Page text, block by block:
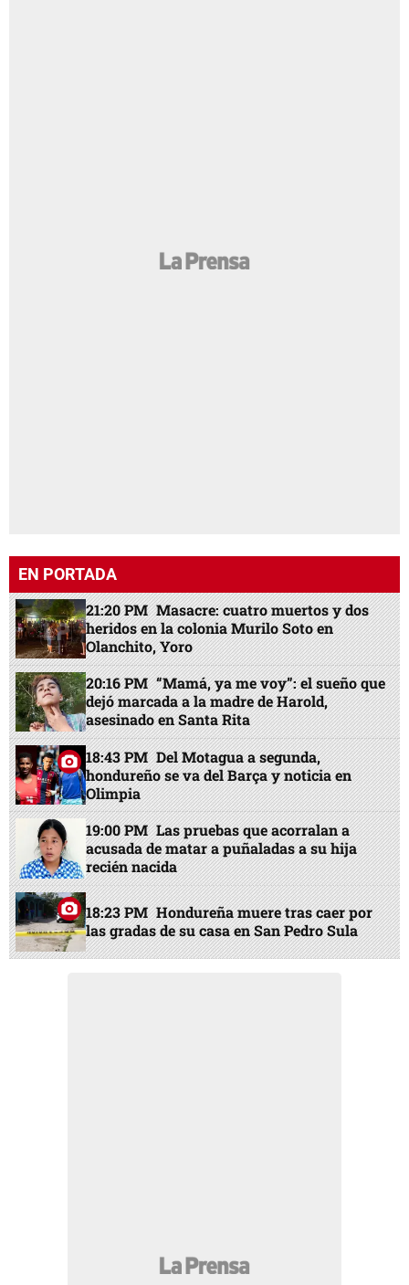
EN PORTADA
21:20 PM Masacre: cuatro muertos y dos
heridos en la colonia Murilo Soto en
Olanchito, Yoro
20:16 PM “Mamá, ya me voy”: el sueño que
dejó marcada a la madre de Harold,
asesinado en Santa Rita
18:43 PM Del Motagua a segunda,
hondureño se va del Barça y noticia en
Olimpia
19:00 PM Las pruebas que acorralan a
acusada de matar a puñaladas a su hija
recién nacida
18:23 PM Hondureña muere tras caer por
las gradas de su casa en San Pedro Sula